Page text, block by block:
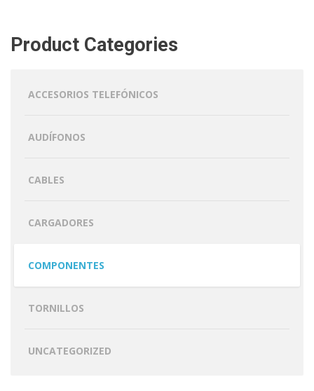
Product Categories
ACCESORIOS TELEFÓNICOS
AUDÍFONOS
CABLES
CARGADORES
COMPONENTES
TORNILLOS
UNCATEGORIZED